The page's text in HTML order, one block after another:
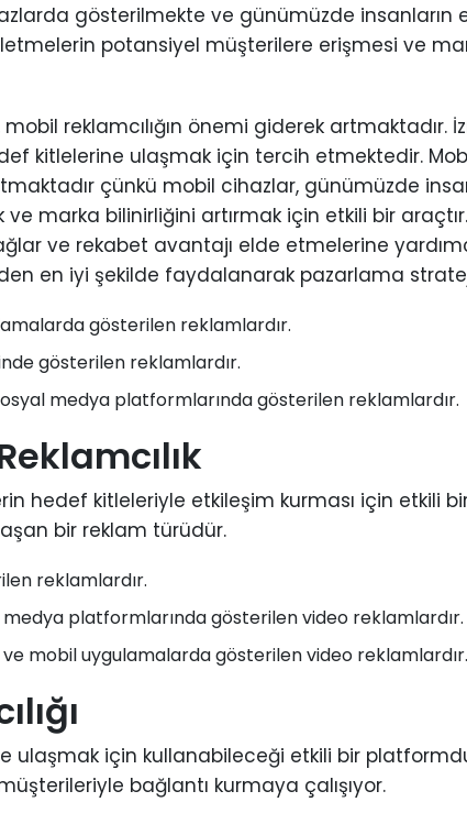
gösterilmekte ve günümüzde insanların
potansiyel müşterilere erişmesi ve
reklamcılığın önemi giderek artmaktadır.
kitlelerine ulaşmak için tercih etmektedir.
çünkü mobil cihazlar, günümüzde
marka bilinirliğini artırmak için etkili bir
ve rekabet avantajı elde etmelerine yardımcı
en iyi şekilde faydalanarak pazarlama
gösterilen reklamlardır.
gösterilen reklamlardır.
medya platformlarında gösterilen reklamlardır.
hedef kitleleriyle etkileşim kurması için etkili
bir reklam türüdür.
reklamlardır.
platformlarında gösterilen video reklamlardır.
mobil uygulamalarda gösterilen video reklamlardır.
ulaşmak için kullanabileceği etkili bir
bağlantı kurmaya çalışıyor.